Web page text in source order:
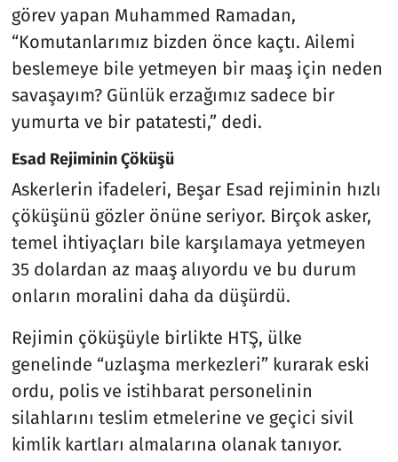
görev yapan Muhammed Ramadan,
“Komutanlarımız bizden önce kaçtı. Ailemi
beslemeye bile yetmeyen bir maaş için neden
savaşayım? Günlük erzağımız sadece bir
yumurta ve bir patatesti,” dedi.
Esad Rejiminin Çöküşü
Askerlerin ifadeleri, Beşar Esad rejiminin hızlı
çöküşünü gözler önüne seriyor. Birçok asker,
temel ihtiyaçları bile karşılamaya yetmeyen
35 dolardan az maaş alıyordu ve bu durum
onların moralini daha da düşürdü.
Rejimin çöküşüyle birlikte HTŞ, ülke
genelinde “uzlaşma merkezleri” kurarak eski
ordu, polis ve istihbarat personelinin
silahlarını teslim etmelerine ve geçici sivil
kimlik kartları almalarına olanak tanıyor.